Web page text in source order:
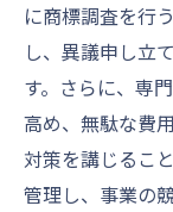
に商標調査を行
し、異議申し立
す。さらに、専
高め、無駄な費
対策を講じるこ
管理し、事業の